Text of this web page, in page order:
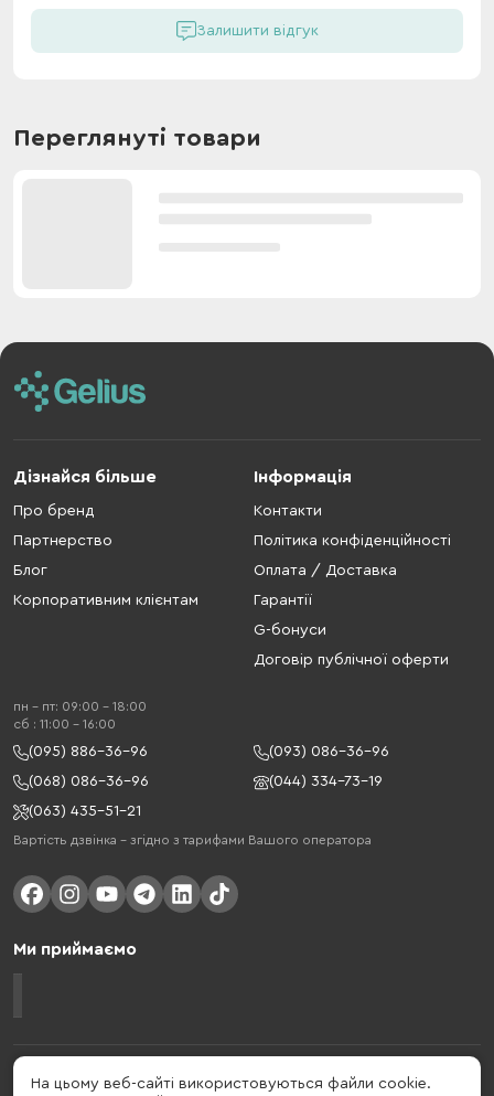
Залишити відгук
Переглянуті товари
Дізнайся більше
Про бренд
Партнерство
Блог
Корпоративним клієнтам
Інформація
Контакти
Політика конфіденційності
Оплата / Доставка
Гарантії
G-бонуси
Договір публічної оферти
пн - пт: 09:00 - 18:00
cб : 11:00 - 16:00
(095) 886-36-96
(093) 086-36-96
(068) 086-36-96
(044) 334-73-19
(063) 435-51-21
Вартість дзвінка – згідно з тарифами Вашого оператора
Ми приймаємо
Gelius - український бренд, який активно розвивається у сфері смарт
На цьому веб-сайті використовуються файли cookie.